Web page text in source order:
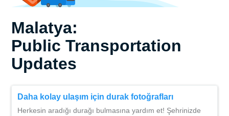
Malatya:
Public Transportation
Updates
Daha kolay ulaşım için durak fotoğrafları
Herkesin aradığı durağı bulmasına yardım et! Şehrinizde